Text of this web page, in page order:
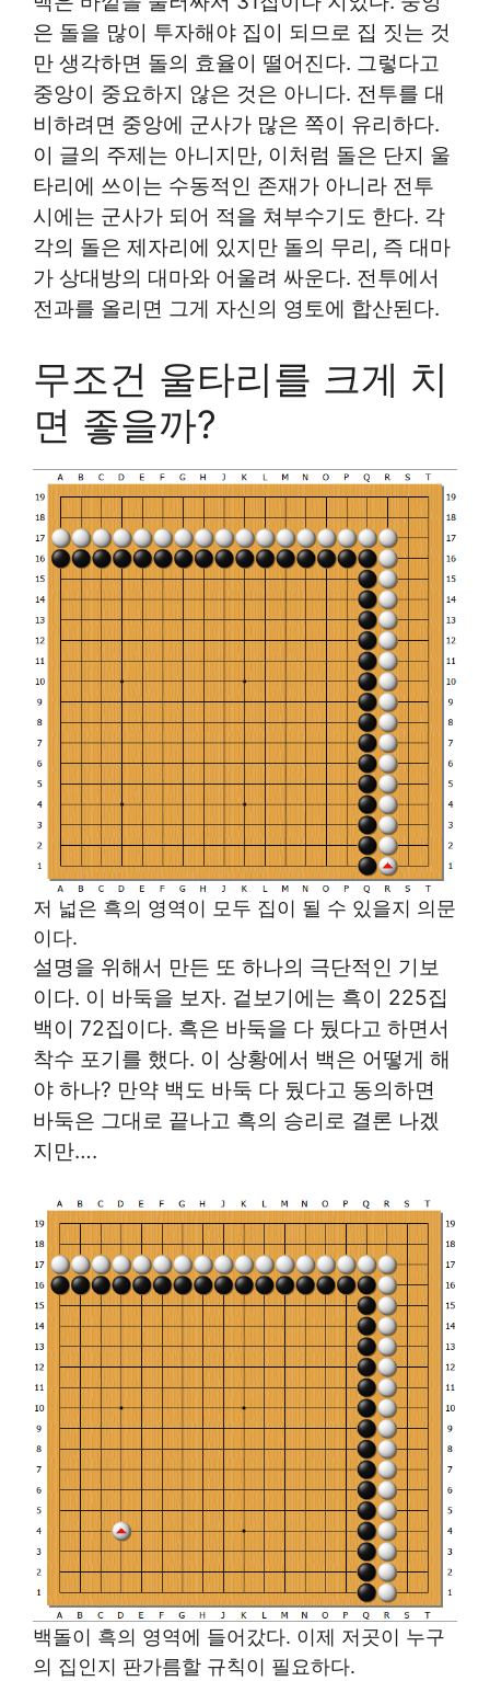
은 돌을 많이 투자해야 집이 되므로 집 짓는 것
만 생각하면 돌의 효율이 떨어진다. 그렇다고
중앙이 중요하지 않은 것은 아니다. 전투를 대
비하려면 중앙에 군사가 많은 쪽이 유리하다.
이 글의 주제는 아니지만, 이처럼 돌은 단지 울
타리에 쓰이는 수동적인 존재가 아니라 전투
시에는 군사가 되어 적을 쳐부수기도 한다. 각
각의 돌은 제자리에 있지만 돌의 무리, 즉 대마
가 상대방의 대마와 어울려 싸운다. 전투에서
전과를 올리면 그게 자신의 영토에 합산된다.
무조건 울타리를 크게 치
면 좋을까?
저 넓은 흑의 영역이 모두 집이 될 수 있을지 의문
이다.
설명을 위해서 만든 또 하나의 극단적인 기보
이다. 이 바둑을 보자. 겉보기에는 흑이 225집
백이 72집이다. 흑은 바둑을 다 뒀다고 하면서
착수 포기를 했다. 이 상황에서 백은 어떻게 해
야 하나? 만약 백도 바둑 다 뒀다고 동의하면
바둑은 그대로 끝나고 흑의 승리로 결론 나겠
지만….
백돌이 흑의 영역에 들어갔다. 이제 저곳이 누구
의 집인지 판가름할 규칙이 필요하다.